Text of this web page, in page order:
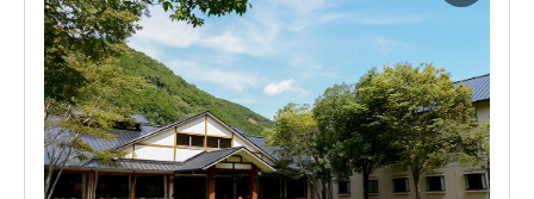
り
に
追
加